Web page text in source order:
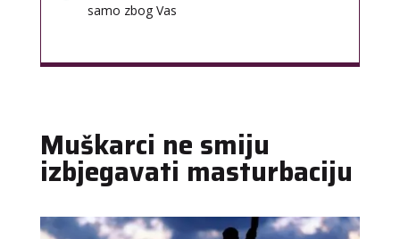
samo zbog Vas
Muškarci ne smiju
izbjegavati masturbaciju